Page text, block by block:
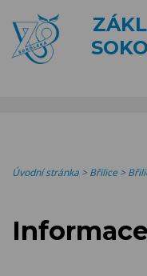
Úvodní stránka >Břilice >
Informace